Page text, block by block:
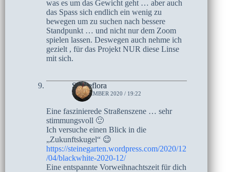
was es um das Gewicht geht … aber auch
das Spass sich endlich ein wenig zu
bewegen um zu suchen nach bessere
Standpunkt … und nicht nur dem Zoom
spielen lassen. Deswegen auch nehme ich
gezielt , für das Projekt NUR diese Linse
mit sich.
Steineflora
4. DEZEMBER 2020 / 19:22
Eine faszinierede Straßenszene … sehr
stimmungsvoll 🙂
Ich versuche einen Blick in die
„Zukunftskugel“ 😉
https://steinegarten.wordpress.com/2020/12
/04/blackwhite-2020-12/
Eine entspannte Vorweihnachtszeit für dich